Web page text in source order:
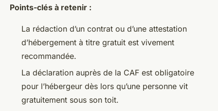
Points-clés à retenir :
La rédaction d’un contrat ou d’une attestation
d’hébergement à titre gratuit est vivement
recommandée.
La déclaration auprès de la CAF est obligatoire
pour l’hébergeur dès lors qu’une personne vit
gratuitement sous son toit.